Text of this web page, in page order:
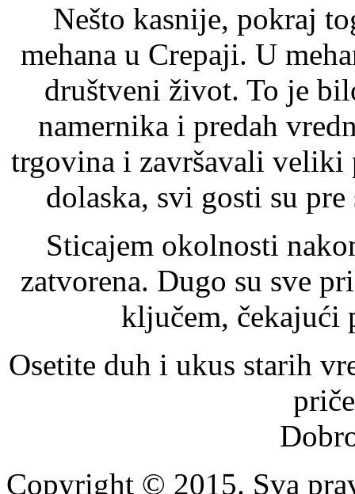
Nešto kasnije, pokraj
mehana u Crepaji. U
društveni život. To je
namernika i predah
trgovina i završavali veliki
dolaska, svi gosti su
Sticajem okolnosti
zatvorena. Dugo su sve
ključem, čekajući
Osetite duh i ukus starih
Copyright © 2015. Sva